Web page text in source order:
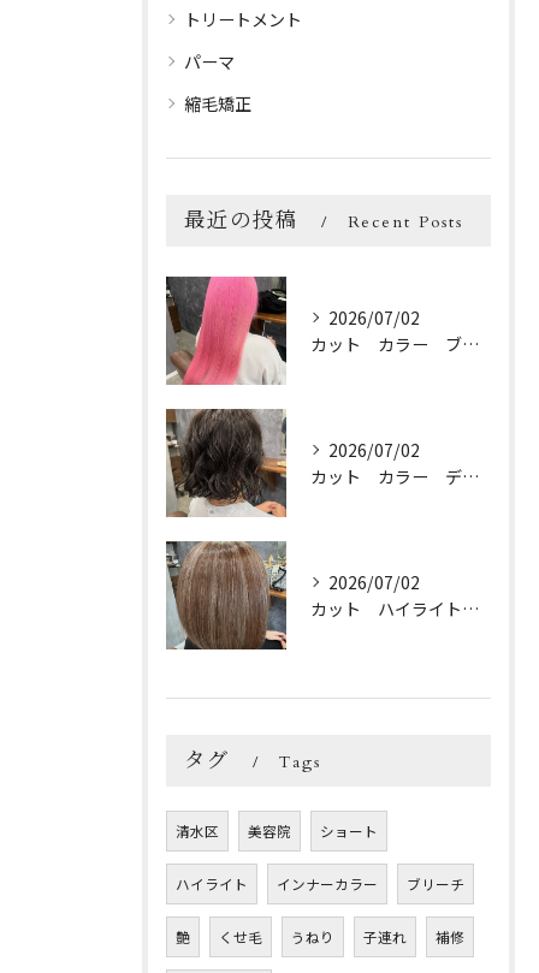
トリートメント
パーマ
縮毛矯正
最近の投稿 Recent Posts
2026/07/02
カット カラー ブリーチ トリートメント
2026/07/02
カット カラー デジパ トリートメント
2026/07/02
カット ハイライトカラー トリートメント
タグ Tags
清水区 美容院 ショート
ハイライト インナーカラー ブリーチ
艶 くせ毛 うねり 子連れ 補修